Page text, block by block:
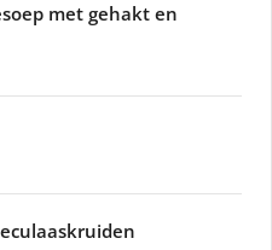
met gehakt en